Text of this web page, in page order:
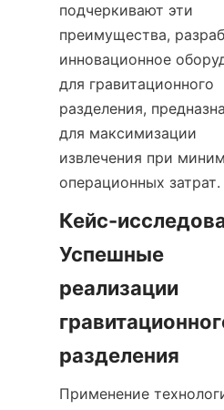
подчеркивают эти
преимущества,
инновационное
для гравитационного
разделения,
для максимизации
извлечения при
операционных затрат.
Кейс-
Успешные
реализации
разделения
Применение